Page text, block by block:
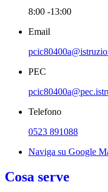
8:00 -13:00
Email
PEC
Telefono
0523 891088
Naviga su Google
Cosa serve